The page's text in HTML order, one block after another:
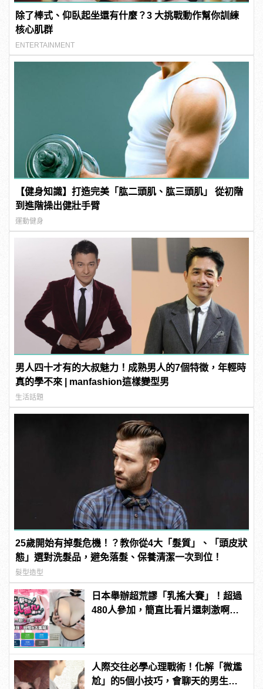
除了棒式、仰臥起坐還有什麼？3 大挑戰動作幫你訓練
核心肌群
ENTERTAINMENT
【健身知識】打造完美「肱二頭肌、肱三頭肌」 從初階
到進階操出健壯手臂
運動健身
男人四十才有的大叔魅力！成熟男人的7個特徵，年輕時
真的學不來 | manfashion這樣變型男
生活話題
25歲開始有掉髮危機！？教你從4大「髮質」、「頭皮狀
態」選對洗髮品，避免落髮、保養清潔一次到位！
髮型造型
日本舉辦超荒謬「乳搖大賽」！超過
480人參加，簡直比看片還刺激啊！ |
人際交往必學心理戰術！化解「微尷
尬」的5個小技巧，會聊天的男生更